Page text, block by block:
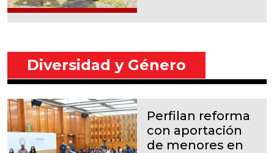
Diversidad y Género
Perfilan reforma
con aportación
de menores en